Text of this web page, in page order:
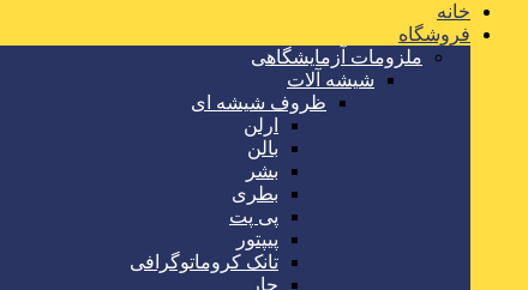
خانه
فروشگاه
ملزومات آزمایشگاهی
شیشه آلات
ظروف شیشه ای
ارلن
بالن
بشر
بطری
پی پت
پیپتور
تانک کروماتوگرافی
جار